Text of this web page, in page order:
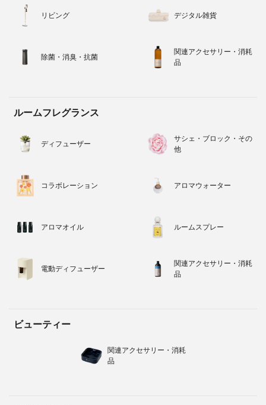
リビング デジタル雑貨
除菌・消臭・抗菌
関連アクセサリー・消耗
品
ルームフレグランス
ディフューザー
サシェ・ブロック・その
他
コラボレーション アロマウォーター
アロマオイル ルームスプレー
電動ディフューザー
関連アクセサリー・消耗
品
ビューティー
関連アクセサリー・消耗
品